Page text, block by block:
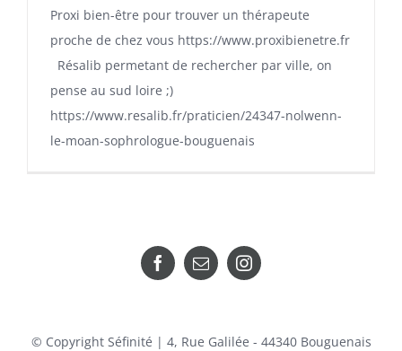
Proxi bien-être pour trouver un thérapeute
proche de chez vous https://www.proxibienetre.fr
Résalib permetant de rechercher par ville, on
pense au sud loire ;)
https://www.resalib.fr/praticien/24347-nolwenn-
le-moan-sophrologue-bouguenais
© Copyright Séfinité | 4, Rue Galilée - 44340 Bouguenais